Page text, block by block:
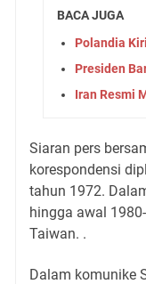
BACA JUGA
Polandia
Presiden
Iran Resmi
Siaran pers
korespondensi
tahun 1972.
hingga awal
Taiwan. .
Dalam komunike